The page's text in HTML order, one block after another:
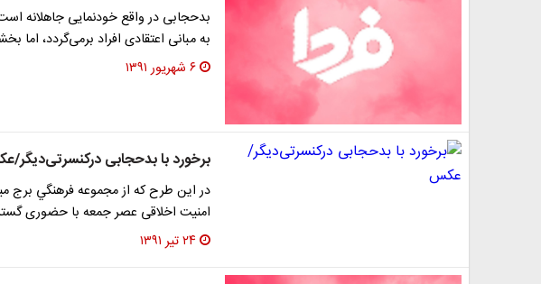
بدحجابی در واقع خودنمایی جاهلانه
به مبانی اعتقادی افراد برمی‌گردد، اما
۶ شهریور ۱۳۹۱
برخورد با بدحجابی
در اين طرح كه از مجموعه فرهنگي برج
امنیت اخلاقی عصر جمعه با حضوری
۲۴ تیر ۱۳۹۱